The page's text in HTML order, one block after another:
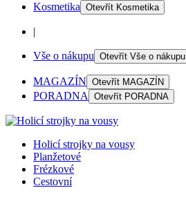
Kosmetika Otevřít Kosmetika
|
Vše o nákupu Otevřít Vše o nákupu
MAGAZÍN Otevřít MAGAZÍN
PORADNA Otevřít PORADNA
Holicí strojky na vousy
Planžetové
Frézkové
Cestovní